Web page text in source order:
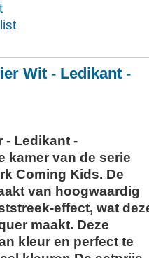
Wit - Ledikant -
- Ledikant -
kamer van de serie
Coming Kids. De
van hoogwaardig
effect, wat
maakt. Deze
kleur en perfect te